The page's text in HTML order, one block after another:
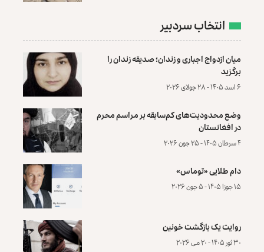
انتخاب سردبیر
میان ازدواج اجباری و زندان؛ صدیقه زندان را
برگزید
۶ اسد ۱۴۰۵ - ۲۸ جولای ۲۰۲۶
وضع محدودیت‌های کم‌سابقه بر مراسم محرم
در افغانستان
۴ سرطان ۱۴۰۵ - ۲۵ جون ۲۰۲۶
دام طلایی «توماس»
۱۵ جوزا ۱۴۰۵ - ۵ جون ۲۰۲۶
روایت یک بازگشت خونین
۳۰ ثور ۱۴۰۵ - ۲۰ می ۲۰۲۶